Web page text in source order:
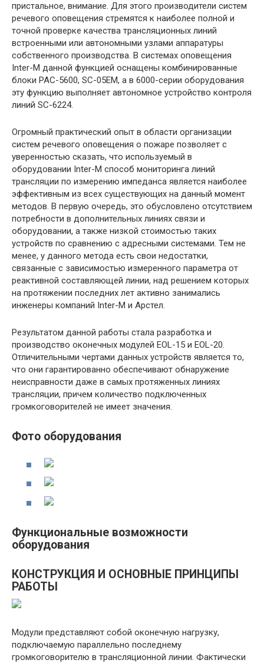
пристальное, внимание. Для этого производители систем
речевого оповещения стремятся к наиболее полной и
точной проверке качества трансляционных линий
встроенными или автономными узлами аппаратуры
собственного производства. В системах оповещения
Inter-M данной функцией оснащены комбинированные
блоки PAC-5600, SC-05EM, а в 6000-серии оборудования
эту функцию выполняет автономное устройство контроля
линий SC-6224.
Огромный практический опыт в области организации
систем речевого оповещения о пожаре позволяет с
уверенностью сказать, что используемый в
оборудовании Inter-M способ мониторинга линий
трансляции по измерению импеданса является наиболее
эффективным из всех существующих на данный момент
методов. В первую очередь, это обусловлено отсутствием
потребности в дополнительных линиях связи и
оборудовании, а также низкой стоимостью таких
устройств по сравнению с адресными системами. Тем не
менее, у данного метода есть свои недостатки,
связанные с зависимостью измеренного параметра от
реактивной составляющей линии, над решением которых
на протяжении последних лет активно занимались
инженеры компаний Inter-M и Арстел.
Результатом данной работы стала разработка и
производство оконечных модулей EOL-15 и EOL-20.
Отличительными чертами данных устройств является то,
что они гарантированно обеспечивают обнаружение
неисправности даже в самых протяженных линиях
трансляции, причем количество подключенных
громкоговорителей не имеет значения.
Фото оборудования
Функциональные возможности
оборудования
КОНСТРУКЦИЯ И ОСНОВНЫЕ ПРИНЦИПЫ
РАБОТЫ
Модули представляют собой оконечную нагрузку,
подключаемую параллельно последнему
громкоговорителю в трансляционной линии. Фактически